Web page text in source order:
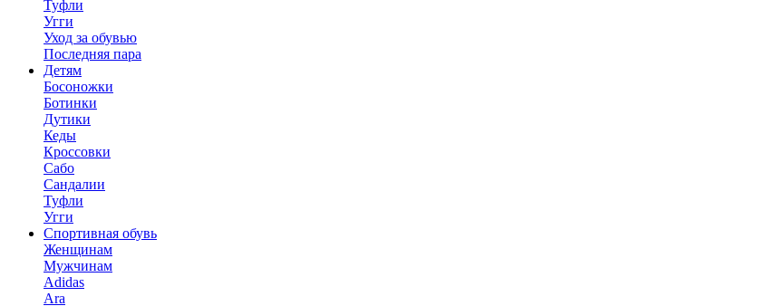
Туфли
Угги
Уход за обувью
Последняя пара
Детям
Босоножки
Ботинки
Дутики
Кеды
Кроссовки
Сабо
Сандалии
Туфли
Угги
Спортивная обувь
Женщинам
Мужчинам
Adidas
Ara